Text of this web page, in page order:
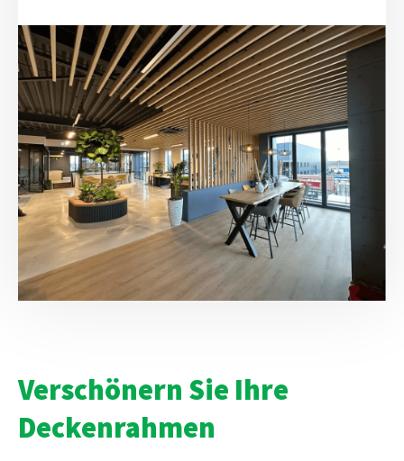
Verschönern Sie Ihre
Deckenrahmen